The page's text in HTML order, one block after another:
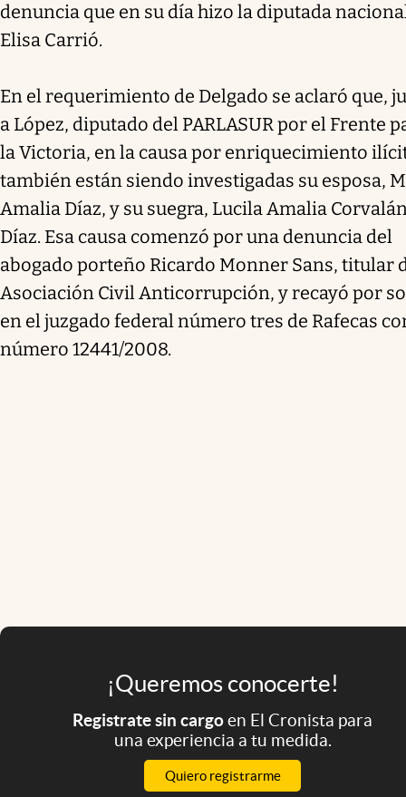
denuncia que en su día hizo la diputada
Elisa Carrió.
En el requerimiento de Delgado se aclaró que,
a López, diputado del PARLASUR por el Frente
la Victoria, en la causa por enriquecimiento
también están siendo investigadas su esposa,
Amalia Díaz, y su suegra, Lucila Amalia
Díaz. Esa causa comenzó por una denuncia del
abogado porteño Ricardo Monner Sans, titular
Asociación Civil Anticorrupción, y recayó por
en el juzgado federal número tres de Rafecas
número 12441/2008.
¡Queremos conocerte!
Registrate sin cargoen El Cronista para
una experiencia a tu medida.
Quiero registrarme